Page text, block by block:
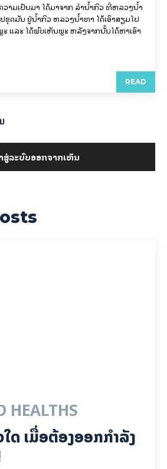
າມເປັນມາ ໄດ້ມາຈາກ ລຳນ້ຳກິວ ທີ່ຫລວງນ້ຳ
ຂຸດມັນ ຢູ່ນ້ຳກິວ ຫລວງນ້ຳທາ ໄດ້ເອົາສຽມໄປ
ແລະ ໄດ້ພົບເຫັນພຼະ ຫລັງຈາກນັ້ນໄດ້ຫາເອົາ
READ
ສູ່​ລະ​ບົບ​ອອກ​ຈາກ​ເຫັນ
HEALTHS
ດ ເມື່ອຕ້ອງອອກກຳລັງ